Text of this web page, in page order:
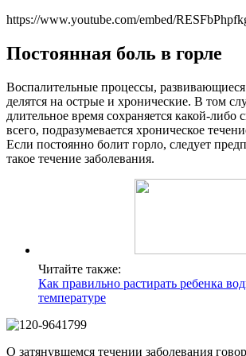
https://www.youtube.com/embed/
Постоянная боль в горле
Воспалительные процессы,
делятся на острые и хронические. В том
длительное время сохраняется какой-либо
всего, подразумевается хроническое
Если постоянно болит горло, следует
такое течение заболевания.
Читайте также:
Как правильно растирать ребенка
температуре
О затянувшемся течении заболевания